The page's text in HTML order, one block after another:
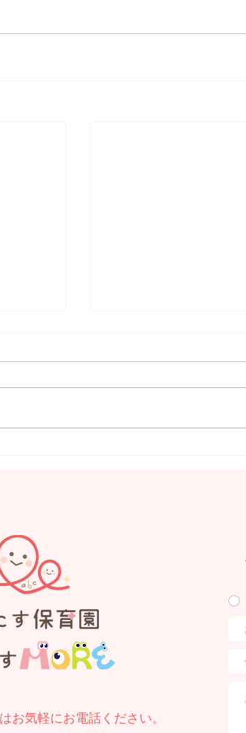
お気軽にお電話ください。